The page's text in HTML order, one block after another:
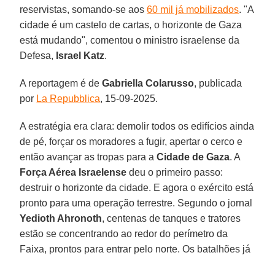
reservistas, somando-se aos60 mil já mobilizados. "A
cidade é um castelo de cartas, o horizonte de Gaza
está mudando", comentou o ministro israelense da
Defesa, Israel Katz.
A reportagem é deGabriella Colarusso, publicada
por La Repubblica, 15-09-2025.
A estratégia era clara: demolir todos os edifícios ainda
de pé, forçar os moradores a fugir, apertar o cerco e
então avançar as tropas para aCidade de Gaza. A
Força Aérea Israelense deu o primeiro passo:
destruir o horizonte da cidade. E agora o exército está
pronto para uma operação terrestre. Segundo o jornal
Yedioth Ahronoth, centenas de tanques e tratores
estão se concentrando ao redor do perímetro da
Faixa, prontos para entrar pelo norte. Os batalhões já